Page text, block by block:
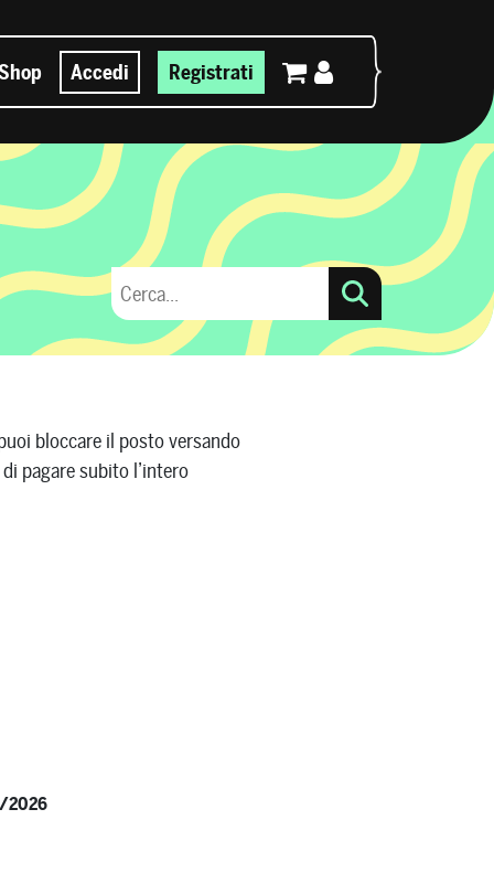
Accedi Registrati
bloccare il posto versando
pagare subito l’intero
2026